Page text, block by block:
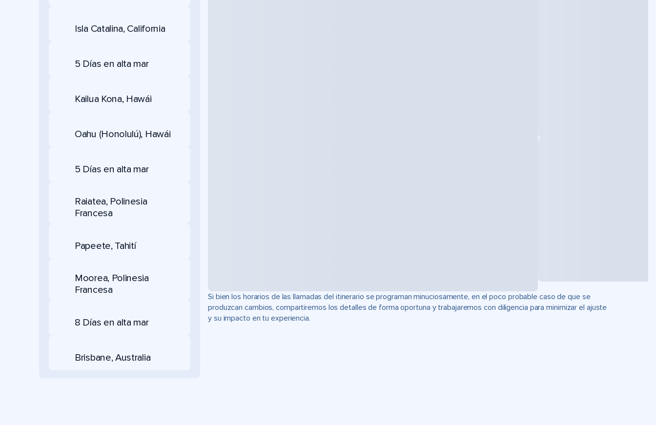
Isla Catalina, California
5 Días en alta mar
Kailua Kona, Hawái
Oahu (Honolulú), Hawái
5 Días en alta mar
Raiatea, Polinesia
Francesa
Papeete, Tahití
Moorea, Polinesia
Francesa
8 Días en alta mar
Brisbane, Australia
Si bien los horarios de las llamadas del itinerario se programan minuciosamente, en el poco probable caso de que se
produzcan cambios, compartiremos los detalles de forma oportuna y trabajaremos con diligencia para minimizar el ajuste
y su impacto en tu experiencia.